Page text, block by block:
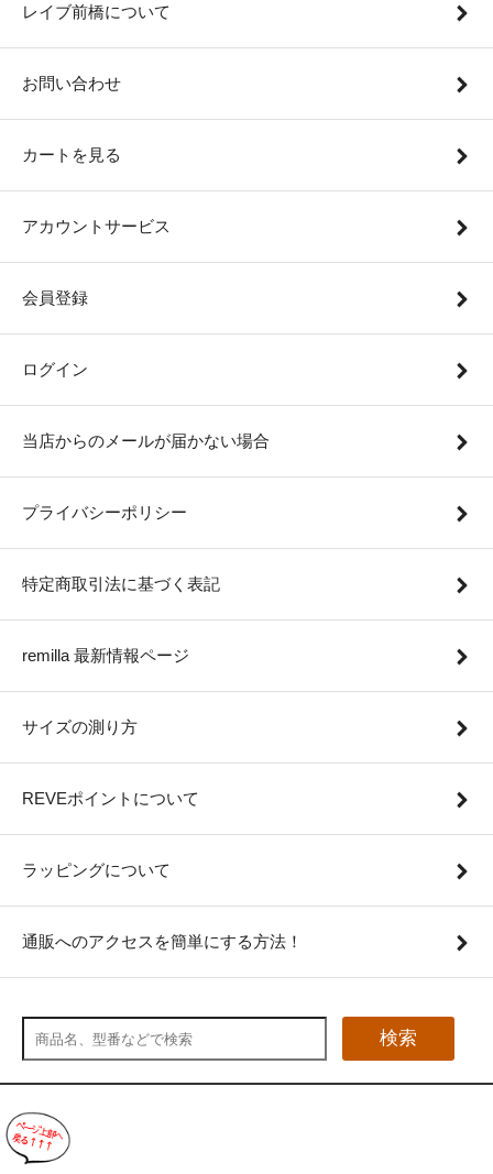
レイブ前橋について
お問い合わせ
カートを見る
アカウントサービス
会員登録
ログイン
当店からのメールが届かない場合
プライバシーポリシー
特定商取引法に基づく表記
remilla 最新情報ページ
サイズの測り方
REVEポイントについて
ラッピングについて
通販へのアクセスを簡単にする方法！
検索